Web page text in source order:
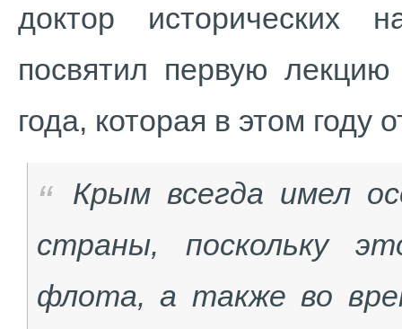
доктор исторических
посвятил первую
года, которая в этом
Крым всегда имел
страны, поскольку
флота, а также во